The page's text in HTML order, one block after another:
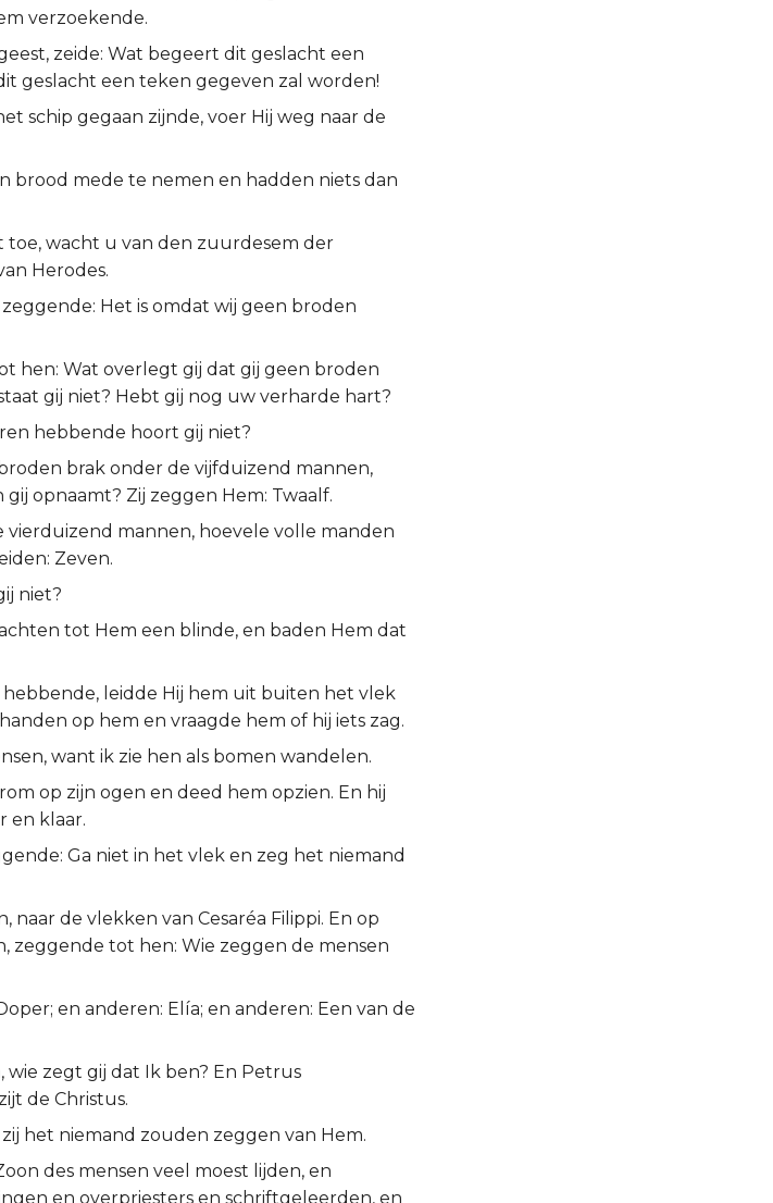
verzoekende.
zeide: Wat begeert dit geslacht een
geslacht een teken gegeven zal worden!
schip gegaan zijnde, voer Hij weg naar de
brood mede te nemen en hadden niets dan
toe, wacht u van den zuurdesem der
Herodes.
Het is omdat wij geen broden
hen: Wat overlegt gij dat gij geen broden
gij niet? Hebt gij nog uw verharde hart?
hebbende hoort gij niet?
brak onder de vijfduizend mannen,
opnaamt? Zij zeggen Hem: Twaalf.
vierduizend mannen, hoevele volle manden
Zeven.
niet?
tot Hem een blinde, en baden Hem dat
leidde Hij hem uit buiten het vlek
op hem en vraagde hem of hij iets zag.
want ik zie hen als bomen wandelen.
op zijn ogen en deed hem opzien. En hij
en klaar.
Ga niet in het vlek en zeg het niemand
naar de vlekken van Cesaréa Filippi. En op
zeggende tot hen: Wie zeggen de mensen
en anderen: Elía; en anderen: Een van de
wie zegt gij dat Ik ben? En Petrus
de Christus.
het niemand zouden zeggen van Hem.
des mensen veel moest lijden, en
en overpriesters en schriftgeleerden, en